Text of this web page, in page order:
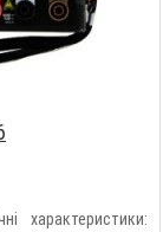
характеристики: